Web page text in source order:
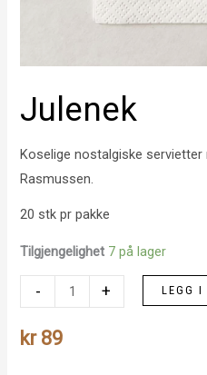
Julenek
Koselige nostalgiske
Rasmussen.
20 stk pr pakke
Tilgjengelighet 7 på lager
-
antall
+ LEGG I
kr89